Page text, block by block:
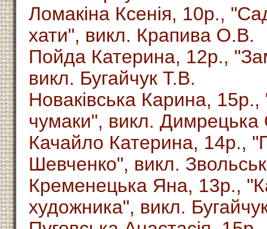
Ломакіна Ксенія, 10р.,
хати", викл. Крапива О.В.
Пойда Катерина, 12р.,
викл. Бугайчук Т.В.
Новаківська Карина,
чумаки", викл.
Качайло Катерина, 14р.,
Шевченко", викл.
Кременецька Яна, 13р.,
художника", викл.